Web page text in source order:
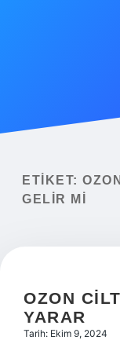
Yasal Uyarı
ETIKET:
GELIR MI
OZON
YARAR
Tarih: Ekim 9, 2024